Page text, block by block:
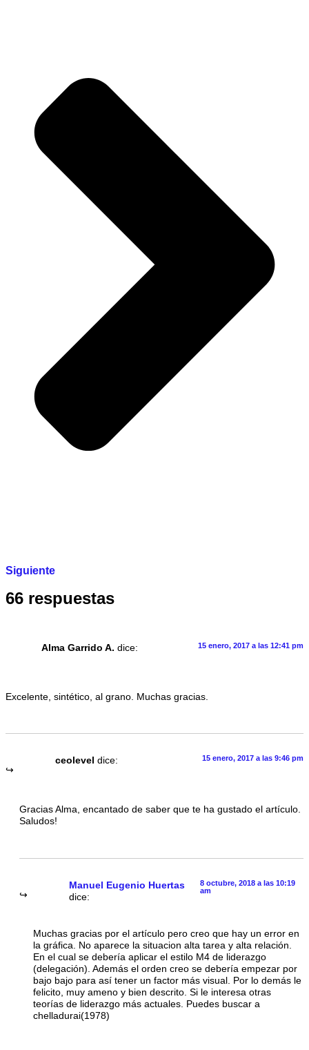
Siguiente
66 respuestas
Alma Garrido A. dice: 15 enero, 2017 a las 12:41 pm
Excelente, sintético, al grano. Muchas gracias.
ceolevel dice: 15 enero, 2017 a las 9:46 pm
Gracias Alma, encantado de saber que te ha gustado el artículo.
Saludos!
Manuel Eugenio Huertas
dice:
8 octubre, 2018 a las 10:19
am
Muchas gracias por el artículo pero creo que hay un error en
la gráfica. No aparece la situacion alta tarea y alta relación.
En el cual se debería aplicar el estilo M4 de liderazgo
(delegación). Además el orden creo se debería empezar por
bajo bajo para así tener un factor más visual. Por lo demás le
felicito, muy ameno y bien descrito. Si le interesa otras
teorías de liderazgo más actuales. Puedes buscar a
chelladurai(1978)